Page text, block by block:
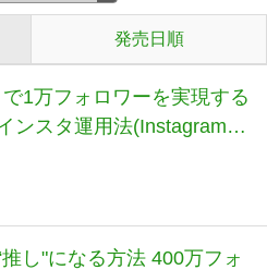
発売日順
1万フォロワーを実現する
ンスタ運用法(Instagramマ
)
し"になる方法 400万フォ